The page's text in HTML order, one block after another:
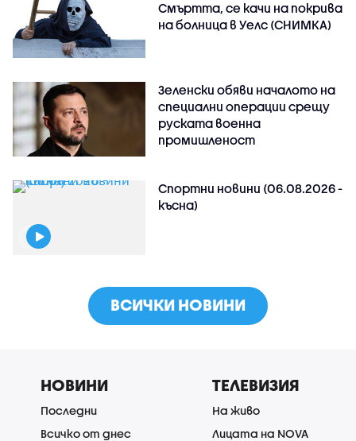
Смъртта, се качи на покрива
на болница в Уелс (СНИМКА)
Зеленски обяви началото на
специални операции срещу
руската военна
промишленост
Спортни новини (06.08.2026 -
късна)
ВСИЧКИ НОВИНИ
НОВИНИ
Последни
Всичко от днес
ТЕЛЕВИЗИЯ
На живо
Лицата на NOVA